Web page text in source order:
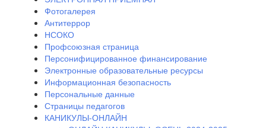
Фотогалерея
Антитеррор
НСОКО
Профсоюзная страница
Персонифицированное финансирование
Электронные образовательные ресурсы
Информационная безопасность
Персональные данные
Страницы педагогов
КАНИКУЛЫ-ОНЛАЙН